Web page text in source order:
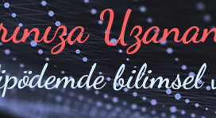
bilimsel